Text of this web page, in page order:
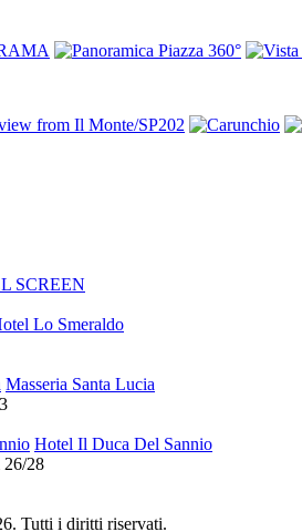
SCREEN
Lo Smeraldo
Masseria Santa Lucia
Hotel Il Duca Del Sannio
28
Tutti i diritti riservati.